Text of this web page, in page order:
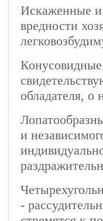
Искаженные и
вредности
обладателя,
и
-